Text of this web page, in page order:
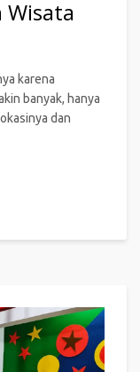
karena
banyak, hanya
dan